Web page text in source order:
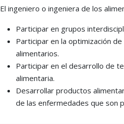
El ingeniero o ingeniera de los
Participar en grupos
Participar en la optimización
alimentarios.
Participar en el desarrollo de
alimentaria.
Desarrollar productos
de las enfermedades que son